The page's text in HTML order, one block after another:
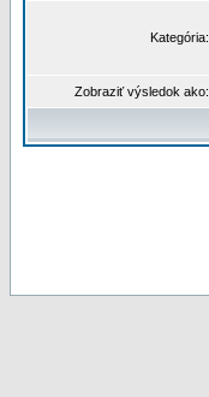
Kategória:
Zobraziť výsledok ako: